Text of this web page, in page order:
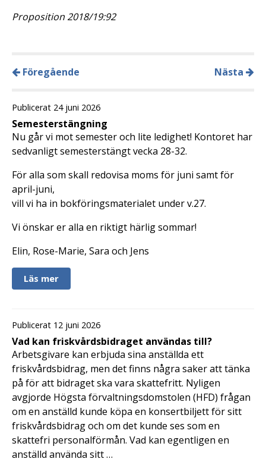
Proposition 2018/19:92
Föregående Nästa
Publicerat 24 juni 2026
Semesterstängning
Nu går vi mot semester och lite ledighet! Kontoret har
sedvanligt semesterstängt vecka 28-32.
För alla som skall redovisa moms för juni samt för
april-juni,
vill vi ha in bokföringsmaterialet under v.27.
Vi önskar er alla en riktigt härlig sommar!
Elin, Rose-Marie, Sara och Jens
Läs mer
Publicerat 12 juni 2026
Vad kan friskvårdsbidraget användas till?
Arbetsgivare kan erbjuda sina anställda ett
friskvårdsbidrag, men det finns några saker att tänka
på för att bidraget ska vara skattefritt. Nyligen
avgjorde Högsta förvaltningsdomstolen (HFD) frågan
om en anställd kunde köpa en konsertbiljett för sitt
friskvårdsbidrag och om det kunde ses som en
skattefri personalförmån. Vad kan egentligen en
anställd använda sitt …